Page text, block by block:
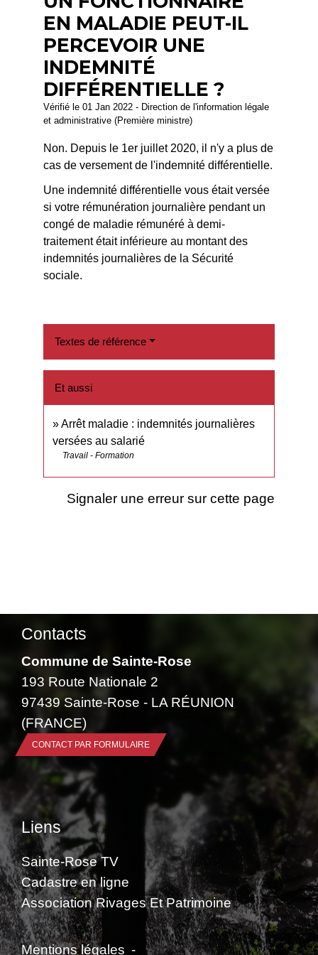
EN MALADIE PEUT-IL
PERCEVOIR UNE
INDEMNITÉ
DIFFÉRENTIELLE ?
Vérifié le 01 Jan 2022 - Direction de l'information légale
et administrative (Première ministre)
Non. Depuis le 1er juillet 2020, il n'y a plus de
cas de versement de l'indemnité différentielle.
Une indemnité différentielle vous était versée
si votre rémunération journalière pendant un
congé de maladie rémunéré à demi-
traitement était inférieure au montant des
indemnités journalières de la Sécurité
sociale.
Textes de référence
Et aussi
Arrêt maladie : indemnités journalières
versées au salarié
Travail - Formation
Signaler une erreur sur cette page
Contacts
Commune de Sainte-Rose
193 Route Nationale 2
97439 Sainte-Rose - LA RÉUNION
(FRANCE)
CONTACT PAR FORMULAIRE
Liens
Sainte-Rose TV
Cadastre en ligne
Association Rivages Et Patrimoine
Mentions légales -